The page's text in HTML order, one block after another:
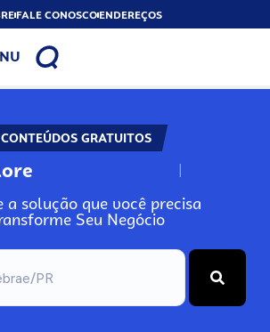
FALE CONOSCOENDEREÇOS
CONTEÚDOS GRATUITOS
N
a solução que você precisa
Seu Negócio